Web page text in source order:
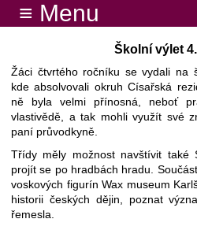
≡ Menu
Školní výlet
Žáci čtvrtého ročníku se vydali na
kde absolvovali okruh Císařská
ně byla velmi přínosná, neboť
vlastivědě, a tak mohli využít své
paní průvodkyně.
Třídy měly možnost navštívit také
projít se po hradbách hradu.
voskových figurín Wax museum
historii českých dějin, poznat
řemesla.